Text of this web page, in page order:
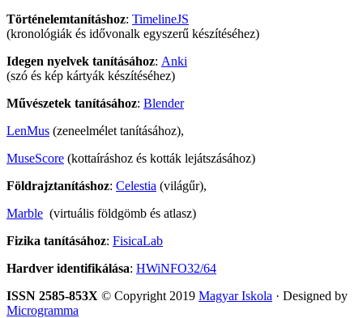
Történelemtanításhoz: TimelineJS
(kronológiák és idővonalk egyszerű készítéséhez)
Idegen nyelvek tanításához: Anki
(szó és kép kártyák készítéséhez)
Művészetek tanításához: Blender
LenMus (zeneelmélet tanításához),
MuseScore (kottaíráshoz és kották lejátszásához)
Földrajztanításhoz: Celestia (világűr),
Marble (virtuális földgömb és atlasz)
Fizika tanításához: FisicaLab
Hardver identifikálása: HWiNFO32/64
ISSN 2585-853X © Copyright 2019 Magyar Iskola · Designed by
Microgramma